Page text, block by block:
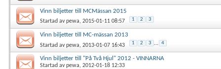
Vinn biljetter till MCMässan 2015
Startad avpewa, 2015-01-11 08:57 1 2 3
Vinn biljetter till MC-mässan 2013
Startad avpewa, 2013-01-07 16:43 1 2 3 ... 4
Vinn biljetter till "På Två Hjul" 2012 - VINNARNA
Startad avpewa, 2012-01-18 12:33